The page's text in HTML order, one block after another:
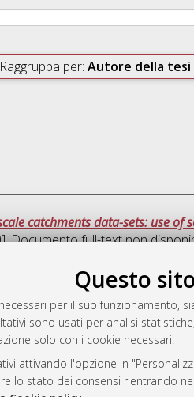
Questo
per il suo
sono usati per analisi
solo con i cookie necessari.
attivando l'opzione in
lo stato dei consensi rientrando
Raggruppa per: Autore della tesi
catchments data-sets: use
, Documento full-text non
AMS Laurea
Servizio implementato e gestito da
Impostazioni Cookie
Informativa sulla privacy